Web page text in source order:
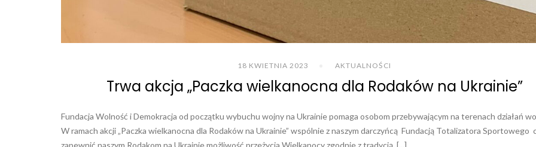
18 KWIETNIA 2023 AKTUALNOŚCI
Trwa akcja „Paczka wielkanocna dla Rodaków na Ukrainie”
Fundacja Wolność i Demokracja od początku wybuchu wojny na Ukrainie pomaga osobom przebywającym na terenach działań
W ramach akcji „Paczka wielkanocna dla Rodaków na Ukrainie” wspólnie z naszym darczyńcą Fundacją Totalizatora Sportowego
zapewnić naszym Rodakom na Ukrainie możliwość przeżycia Wielkanocy zgodnie z tradycją. [...]